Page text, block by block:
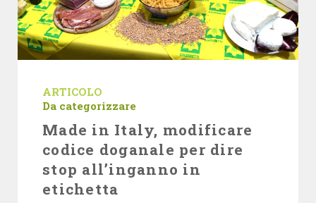
ARTICOLO
Da categorizzare
Made in Italy, modificare
codice doganale per dire
stop all’inganno in
etichetta